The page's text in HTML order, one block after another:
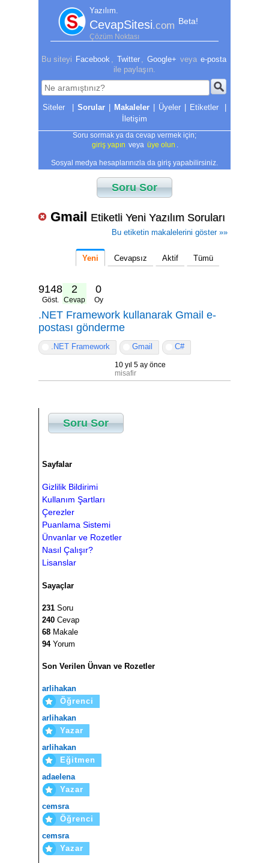
Yazılım.
CevapSitesi.com Beta!
Çözüm Noktası
Bu siteyi Facebook Twitter Google+ veya e-posta
ile paylaşın.
| Sorular | Makaleler | Üyeler | Etiketler
|
İletişim
Soru sormak ya da cevap vermek için;
giriş yapın veya üye olun
Sosyal medya hesaplarınızla da giriş yapabilirsiniz.
Soru Sor
Gmail Etiketli Yeni Yazılım Soruları
Bu etiketin makalelerini göster »»
Yeni Cevapsız Aktif Tümü
9148
Göst.
2
Cevap
0
Oy
.NET Framework kullanarak Gmail e-
postası gönderme
.NET Framework Gmail C#
10 yıl 5 ay önce
misafir
Soru Sor
Sayfalar
Gizlilik Bildirimi
Kullanım Şartları
Çerezler
Puanlama Sistemi
Ünvanlar ve Rozetler
Nasıl Çalışır?
Lisanslar
Sayaçlar
231 Soru
240 Cevap
68 Makale
94Yorum
Son Verilen Ünvan ve Rozetler
arlihakan
Öğrenci
arlihakan
Yazar
arlihakan
Eğitmen
adaelena
Yazar
cemsra
Öğrenci
cemsra
Yazar